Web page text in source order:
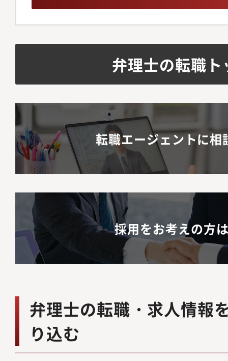
弁理士の転職ト
転職エージェントに相
採用をお考えの方
弁理士の転職・求人情報
り込む